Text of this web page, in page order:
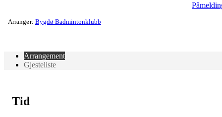
Arrangør: Bygdø Badmintonklubb
Arrangement
Gjesteliste
Tid